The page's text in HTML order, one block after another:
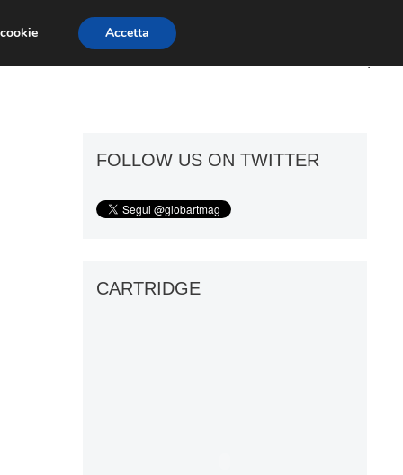
ART GOSSIP FIERE GALLERIE
FOLLOW US ON TWITTER
CARTRIDGE
Accetta